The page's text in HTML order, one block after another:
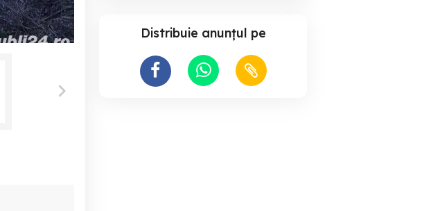
Distribuie anunțul pe